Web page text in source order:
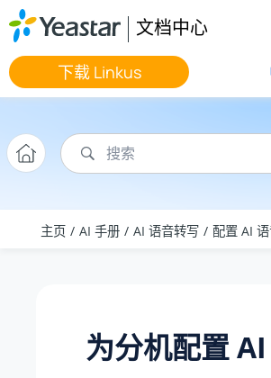
跳转到主要内容
文档中心
下载 Linkus
主页 AI 手册 AI 语音转写 配置 AI
为分机配置